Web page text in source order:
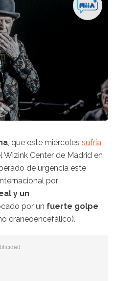
, que este miércoles sufría
Wizink Center de Madrid en
de urgencia este
por
y un
por un fuerte golpe
craneoencefálico).